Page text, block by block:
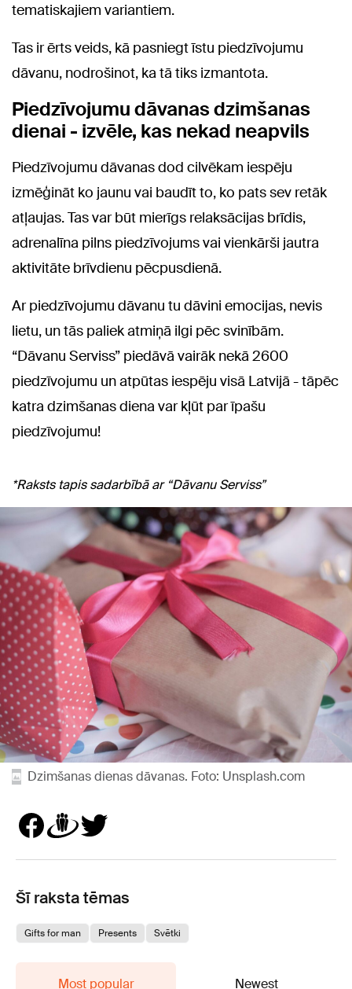
tematiskajiem variantiem.
Tas ir ērts veids, kā pasniegt īstu piedzīvojumu
dāvanu, nodrošinot, ka tā tiks izmantota.
Piedzīvojumu dāvanas dzimšanas
dienai - izvēle, kas nekad neapvils
Piedzīvojumu dāvanas dod cilvēkam iespēju
izmēģināt ko jaunu vai baudīt to, ko pats sev retāk
atļaujas. Tas var būt mierīgs relaksācijas brīdis,
adrenalīna pilns piedzīvojums vai vienkārši jautra
aktivitāte brīvdienu pēcpusdienā.
Ar piedzīvojumu dāvanu tu dāvini emocijas, nevis
lietu, un tās paliek atmiņā ilgi pēc svinībām.
“Dāvanu Serviss” piedāvā vairāk nekā 2600
piedzīvojumu un atpūtas iespēju visā Latvijā - tāpēc
katra dzimšanas diena var kļūt par īpašu
piedzīvojumu!
*Raksts tapis sadarbībā ar “Dāvanu Serviss”
Dzimšanas dienas dāvanas. Foto: Unsplash.com
Šī raksta tēmas
Gifts for man Presents Svētki
Most popular Newest